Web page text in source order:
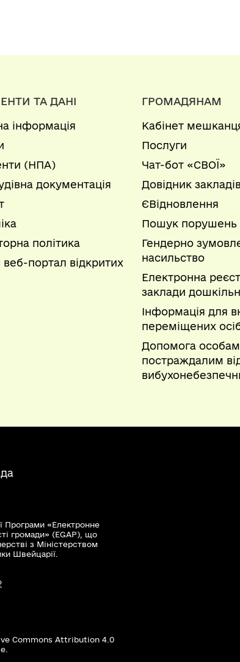
ТА ДАНІ
інформація
(НПА)
документація
політика
портал відкритих
ГРОМАДЯНАМ
Кабінет
Послуги
Чат-бот «СВОЇ»
Довідник
ЄВідновлення
Пошук порушень
Гендерно
насильство
Електронна
заклади
Інформація для
переміщених
Допомога особам
постраждалим
Програми «Електронне
громади» (EGAP), що
з Міністерством
Швейцарії.
Commons Attribution 4.0